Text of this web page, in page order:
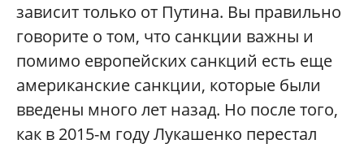
зависит только от Путина. Вы правильно
говорите о том, что санкции важны и
помимо европейских санкций есть еще
американские санкции, которые были
введены много лет назад. Но после того,
как в 2015-м году Лукашенко перестал